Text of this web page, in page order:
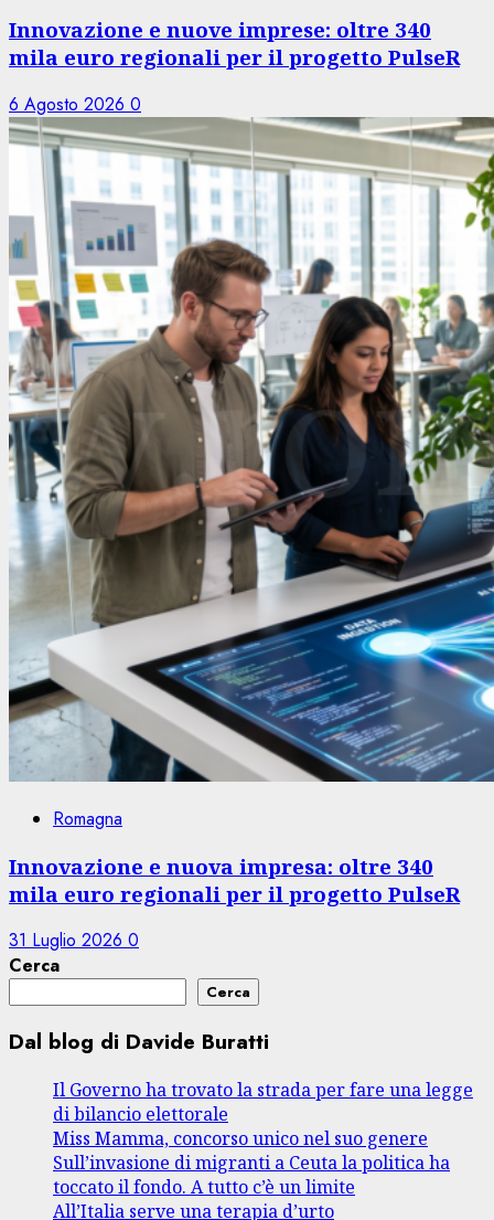
Innovazione e nuove imprese: oltre 340
mila euro regionali per il progetto PulseR
6 Agosto 2026 0
Romagna
Innovazione e nuova impresa: oltre 340
mila euro regionali per il progetto PulseR
31 Luglio 2026 0
Cerca
Cerca
Dal blog di Davide Buratti
Il Governo ha trovato la strada per fare una legge
di bilancio elettorale
Miss Mamma, concorso unico nel suo genere
Sull’invasione di migranti a Ceuta la politica ha
toccato il fondo. A tutto c’è un limite
All’Italia serve una terapia d’urto